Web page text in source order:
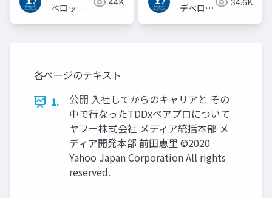
ベロッパ
デベロッ
各ページのテキスト
1.
公開 ⼊社してからのキャリアと その
中で⾏なったTDDxペアプロについて
ヤフー株式会社 メディア統括本部 メ
ディア開発本部 前⽥恵⾥ ©2020
Yahoo Japan Corporation All rights
reserved.